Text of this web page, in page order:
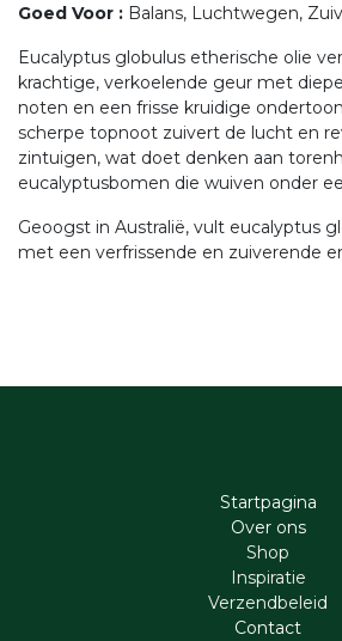
Goed Voor : Balans, Luchtwegen,
Eucalyptus globulus etherische olie
krachtige, verkoelende geur met
noten en een frisse kruidige
scherpe topnoot zuivert de lucht en
zintuigen, wat doet denken aan
eucalyptusbomen die wuiven onder
Geoogst in Australië, vult eucalyptus
met een verfrissende en zuiverende
Startpagina
Ove​r​ ons
Shop
Inspiratie
Verzendbeleid
Cont​act